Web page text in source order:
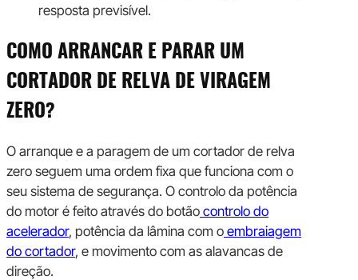
resposta previsível.
COMO ARRANCAR E PARAR UM
CORTADOR DE RELVA DE VIRAGEM
ZERO?
O arranque e a paragem de um cortador de relva
zero seguem uma ordem fixa que funciona com o
seu sistema de segurança. O controlo da potência
do motor é feito através do botão controlo do
acelerador, potência da lâmina com o embraiagem
do cortador, e movimento com as alavancas de
direção.